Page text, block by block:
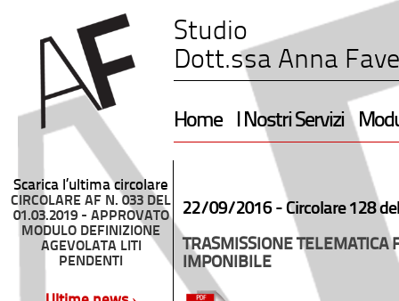
Studio
Dott.ssa Anna
Home I Nostri Servizi
Scarica l’ultima circolare
CIRCOLARE AF N. 033 DEL
01.03.2019 - APPROVATO
MODULO DEFINIZIONE
AGEVOLATA LITI
PENDENTI
22/09/2016 - Circolare 128
TRASMISSIONE TELEMATICA
IMPONIBILE